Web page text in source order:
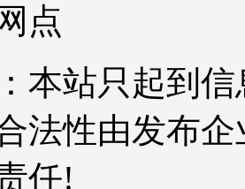
点
本站只起到
法性由发布
任!